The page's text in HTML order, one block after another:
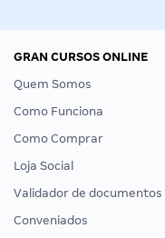
GRAN CURSOS ONLINE
Quem Somos
Como Funciona
Como Comprar
Loja Social
Validador de documentos
Conveniados